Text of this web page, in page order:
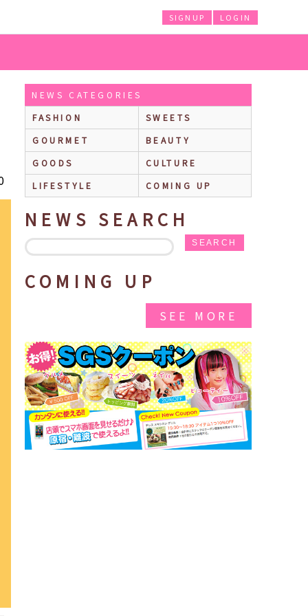
LOGIN
SIGNUP
いるみんなをおもてなし！
NEWS CATEGORIES
FASHION
SWEETS
GOURMET
BEAUTY
GOODS
CULTURE
LIFESTYLE
COMING UP
NEWS SEARCH
SEARCH
COMING UP
SEE MORE